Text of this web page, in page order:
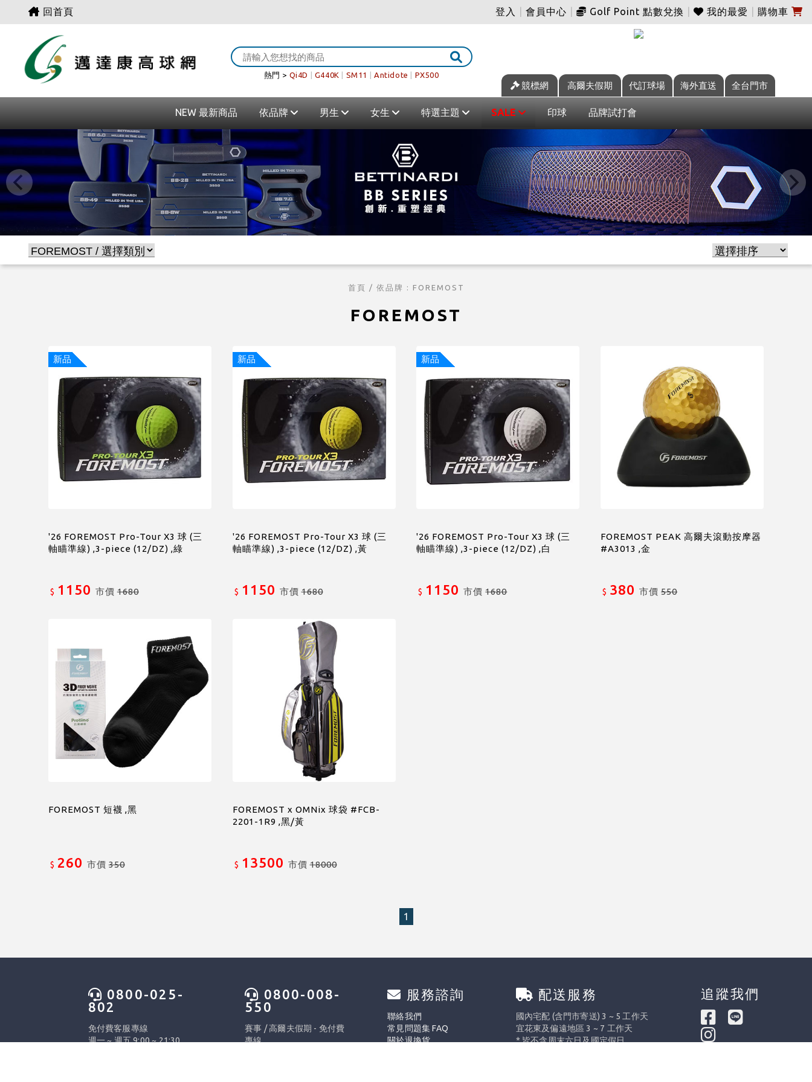
回首頁 登入 會員中心 Golf Point 點數兌換 我的最愛 購物車
熱門 > Qi4D G440K SM11 Antidote PX500
競標網 高爾夫假期 代訂球場 海外直送 全台門市
NEW 最新商品 依品牌 男生 女生 特選主題 SALE 印球 品牌試打會
首頁 / 依品牌 : FOREMOST
FOREMOST
新品
'26 FOREMOST Pro-Tour X3 球 (三
軸瞄準線) ,3-piece (12/DZ) ,綠
$ 1150 市價1680
新品
'26 FOREMOST Pro-Tour X3 球 (三
軸瞄準線) ,3-piece (12/DZ) ,黃
$ 1150 市價1680
新品
'26 FOREMOST Pro-Tour X3 球 (三
軸瞄準線) ,3-piece (12/DZ) ,白
$ 1150 市價1680
FOREMOST PEAK 高爾夫滾動按摩器
#A3013 ,金
$ 380 市價550
FOREMOST 短襪 ,黑
$ 260 市價350
FOREMOST x OMNix 球袋 #FCB-
2201-1R9 ,黑/黃
$ 13500 市價18000
1
0800-025-
802
免付費客服專線
週一 ~ 週五 9:00 ~ 21:30
0800-008-
550
賽事 / 高爾夫假期 - 免付費
專線
服務諮詢
聯絡我們
常見問題集 FAQ
關於退換貨
配送服務
國內宅配 (含門市寄送) 3 ~ 5 工作天
宜花東及偏遠地區 3 ~ 7 工作天
* 皆不含周末六日及國定假日
追蹤我們